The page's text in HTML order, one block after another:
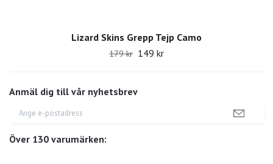
Anmäl dig till vår nyhetsbrev
Över 130 varumärken:
Lizard Skins Grepp Tejp Camo
179 kr 149 kr